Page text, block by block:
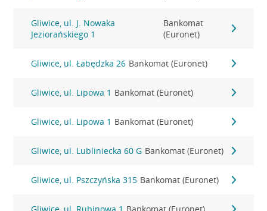
Gliwice, ul. J. Nowaka
Jeziorańskiego 1
Bankomat
(Euronet)
Gliwice, ul. Łabędzka 26 Bankomat (Euronet)
Gliwice, ul. Lipowa 1 Bankomat (Euronet)
Gliwice, ul. Lipowa 1 Bankomat (Euronet)
Gliwice, ul. Lubliniecka 60 G Bankomat (Euronet)
Gliwice, ul. Pszczyńska 315 Bankomat (Euronet)